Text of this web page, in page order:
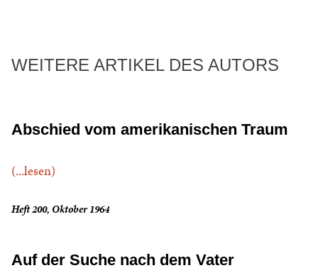
WEITERE ARTIKEL DES AUTORS
Abschied vom amerikanischen Traum
(...lesen)
Heft 200, Oktober 1964
Auf der Suche nach dem Vater